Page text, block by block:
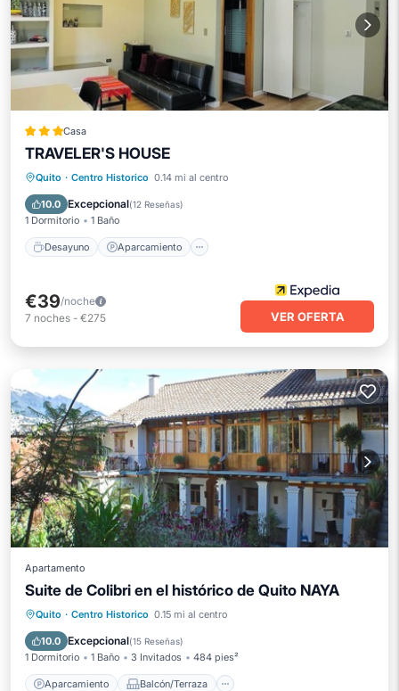
Casa
TRAVELER'S HOUSE
Quito · Centro Historico 0.14 mi al centro
10.0 Excepcional(12 Reseñas)
1 Dormitorio 1 Baño
Desayuno Aparcamiento
Desayuno
Aparcamiento
Balcón/Terraza
€39/noche
7 noches - €275 VER OFERTA
Apartamento
Suite de Colibri en el histórico de Quito NAYA
Quito · Centro Historico 0.15 mi al centro
10.0 Excepcional(15 Reseñas)
1 Dormitorio 1 Baño 3 Invitados 484 pies²
Aparcamiento Balcón/Terraza
Aparcamiento
Balcón/Terraza
Cocina
Internet